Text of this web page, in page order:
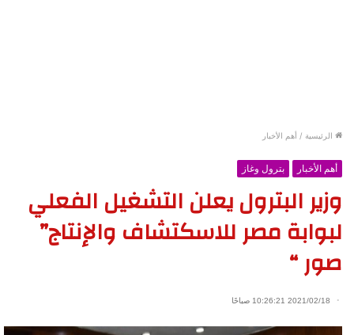
الرئيسية / أهم الأخبار
أهم الأخبار بترول وغاز
وزير البترول يعلن التشغيل الفعلي
لبوابة مصر للاسكتشاف والإنتاج”
صور “
2021/02/18 10:26:21 صباحًا